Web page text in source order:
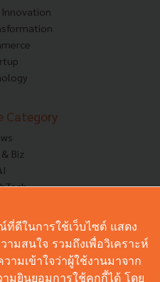
Category
Biz
Innov
On
ที่ดีในการใช้เว็บไซต์ แสดง
มสนใจ รวมถึงเพื่อวิเคราะห์
ามเข้าใจว่าผู้ใช้งานมาจาก
มยินยอมการใช้คุกกี้ได้ โดย